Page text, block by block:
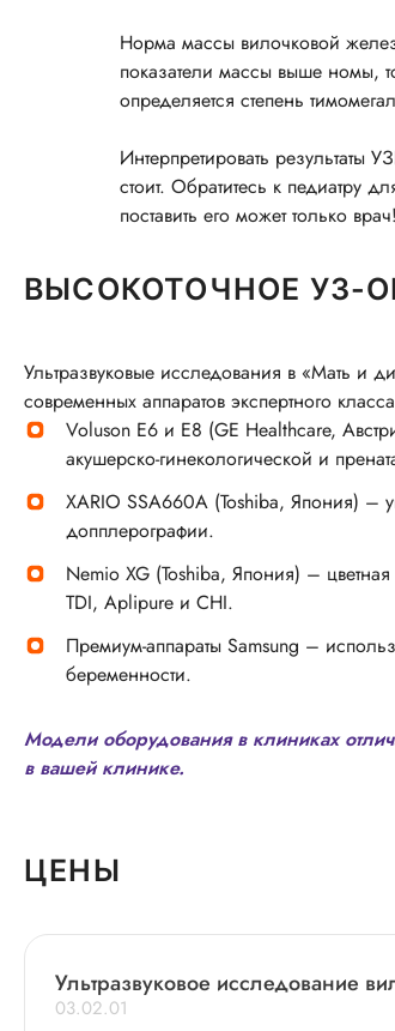
Норма массы вилочковой
показатели массы выше номы,
определяется степень
Интерпретировать результаты
стоит. Обратитесь к педиатру
поставить его может только врач!
ВЫСОКОТОЧНОЕ УЗ-
Ультразвуковые исследования в «Мать и
современных аппаратов экспертного
Voluson E6 и E8 (GE Healthcare,
акушерско-гинекологической и
XARIO SSA660A (Toshiba, Япония) –
допплерографии.
Nemio XG (Toshiba, Япония) – цветная
TDI, Aplipure и CHI.
Премиум-аппараты Samsung –
беременности.
Модели оборудования в клиниках
в вашей клинике.
ЦЕНЫ
Ультразвуковое исследование
03.02.01